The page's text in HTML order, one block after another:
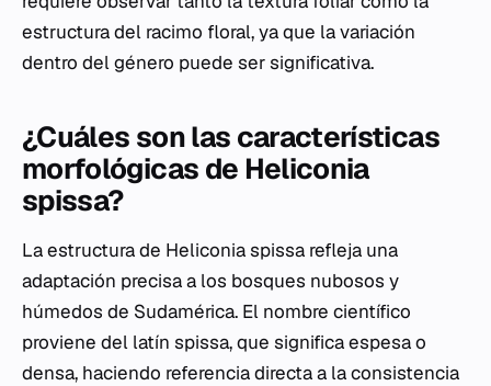
estructura del racimo floral, ya que la variación
dentro del género puede ser significativa.
¿Cuáles son las características
morfológicas de Heliconia
spissa?
La estructura de Heliconia spissa refleja una
adaptación precisa a los bosques nubosos y
húmedos de Sudamérica. El nombre científico
proviene del latín spissa, que significa espesa o
densa, haciendo referencia directa a la consistencia